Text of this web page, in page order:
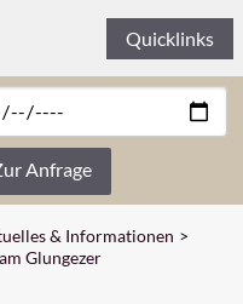
Quicklinks
Anfrage
& Informationen
Glungezer